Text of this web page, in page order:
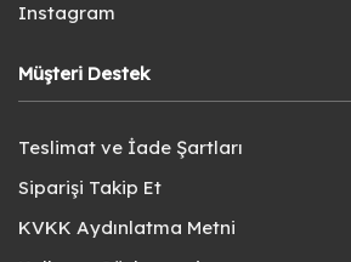
Instagram
Müşteri Destek
Teslimat ve İade Şartları
Siparişi Takip Et
KVKK Aydınlatma Metni